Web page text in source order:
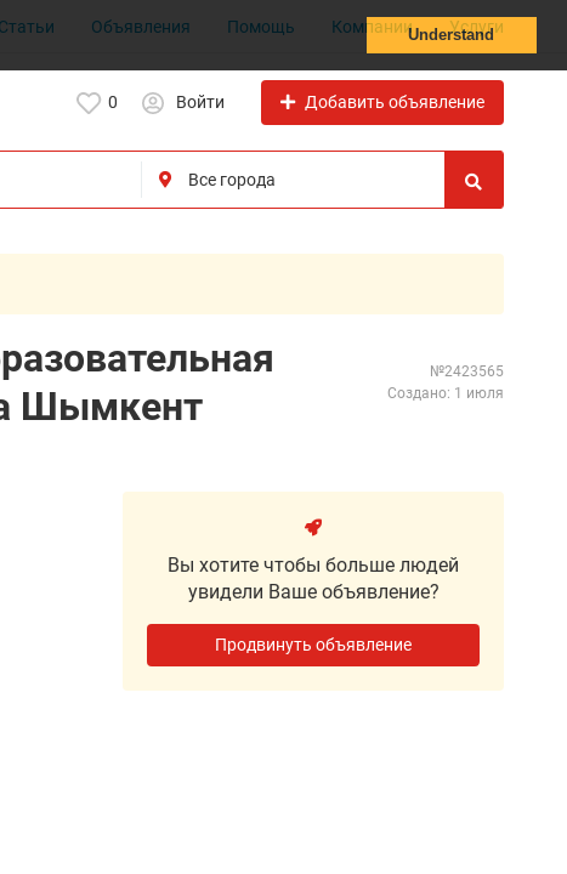
Understand
Статьи Объявления Помощь Компании Услуги
0 Войти Добавить объявление
Шымкент
№2423565
Создано: 1 июля
Вы хотите чтобы больше людей
увидели Ваше объявление?
Продвинуть объявление